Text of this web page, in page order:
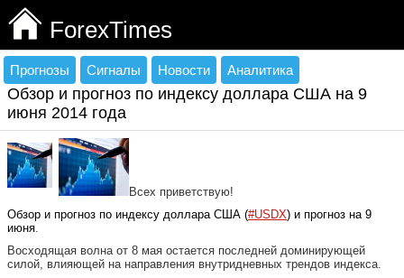
ForexTimes
Прогнозы Сигналы Новости Аналитика
Обзор и прогноз по индексу доллара США на 9
июня 2014 года
Всех приветствую!
Обзор и прогноз по индексу доллара США (#USDX) и прогноз на 9
июня
Восходящая волна от 8 мая остается последней доминирующей
силой, влияющей на направления внутридневных трендов индекса.